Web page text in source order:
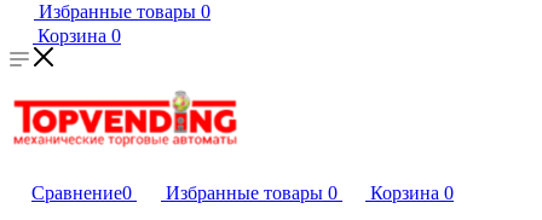
Избранные товары 0
Корзина 0
Сравнение0 Избранные товары 0 Корзина 0